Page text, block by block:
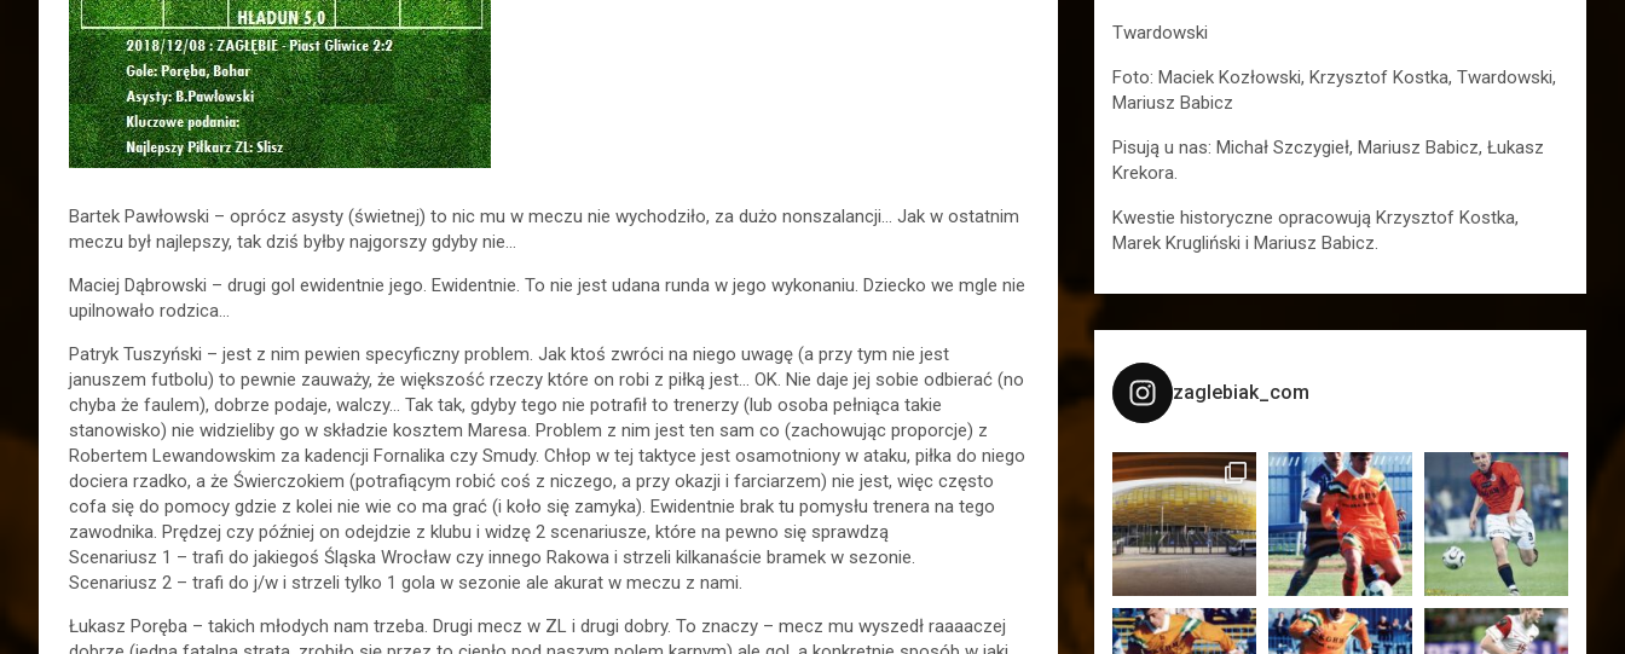
Bartek Pawłowski – oprócz asysty (świetnej) to nic mu w meczu nie wychodziło, za dużo nonszalancji… Jak w ostatnim
meczu był najlepszy, tak dziś byłby najgorszy gdyby nie…
Maciej Dąbrowski – drugi gol ewidentnie jego. Ewidentnie. To nie jest udana runda w jego wykonaniu. Dziecko we mgle nie
upilnowało rodzica…
Patryk Tuszyński – jest z nim pewien specyficzny problem. Jak ktoś zwróci na niego uwagę (a przy tym nie jest
januszem futbolu) to pewnie zauważy, że większość rzeczy które on robi z piłką jest… OK. Nie daje jej sobie odbierać (no
chyba że faulem), dobrze podaje, walczy… Tak tak, gdyby tego nie potrafił to trenerzy (lub osoba pełniąca takie
stanowisko) nie widzieliby go w składzie kosztem Maresa. Problem z nim jest ten sam co (zachowując proporcje) z
Robertem Lewandowskim za kadencji Fornalika czy Smudy. Chłop w tej taktyce jest osamotniony w ataku, piłka do niego
dociera rzadko, a że Świerczokiem (potrafiącym robić coś z niczego, a przy okazji i farciarzem) nie jest, więc często
cofa się do pomocy gdzie z kolei nie wie co ma grać (i koło się zamyka). Ewidentnie brak tu pomysłu trenera na tego
zawodnika. Prędzej czy później on odejdzie z klubu i widzę 2 scenariusze, które na pewno się sprawdzą
Scenariusz 1 – trafi do jakiegoś Śląska Wrocław czy innego Rakowa i strzeli kilkanaście bramek w sezonie.
Scenariusz 2 – trafi do j/w i strzeli tylko 1 gola w sezonie ale akurat w meczu z nami.
Łukasz Poręba – takich młodych nam trzeba. Drugi mecz w ZL i drugi dobry. To znaczy – mecz mu wyszedł raaaaczej
Twardowski
Foto: Maciek Kozłowski, Krzysztof Kostka, Twardowski,
Mariusz Babicz
Pisują u nas: Michał Szczygieł, Mariusz Babicz, Łukasz
Krekora.
Kwestie historyczne opracowują Krzysztof Kostka,
Marek Krugliński i Mariusz Babicz.
zaglebiak_com